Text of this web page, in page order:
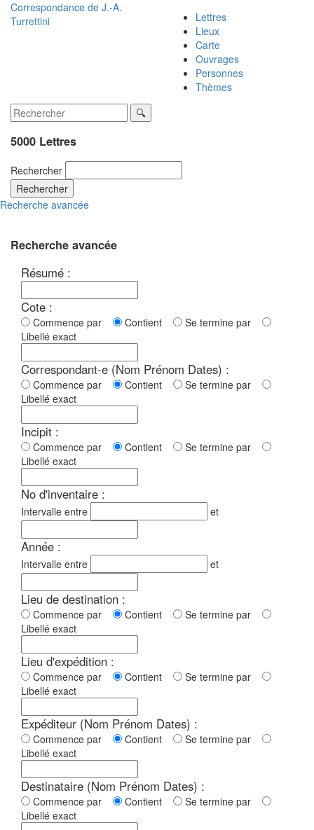
Correspondance de J.-A.
Turrettini
Lettres
Lieux
Carte
Ouvrages
Personnes
Thèmes
5000 Lettres
Rechercher
Rechercher
Recherche avancée
Recherche avancée
Résumé :
Cote :
Commence par Contient
Se termine par
Libellé exact
Correspondant-e (Nom Prénom Dates) :
Commence par Contient
Se termine par
Libellé exact
Incipit :
Commence par Contient
Se termine par
Libellé exact
No d'inventaire :
Intervalle entre et
Année :
Intervalle entre et
Lieu de destination :
Commence par Contient
Se termine par
Libellé exact
Lieu d'expédition :
Commence par Contient
Se termine par
Libellé exact
Expéditeur (Nom Prénom Dates) :
Commence par Contient
Se termine par
Libellé exact
Destinataire (Nom Prénom Dates) :
Commence par Contient
Se termine par
Libellé exact